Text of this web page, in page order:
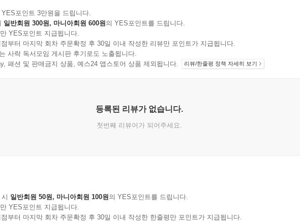
포인트 3만원을 드립니다.
일반회원 300원, 마니아회원 600원의 YES포인트를 드립니다.
YES포인트 지급됩니다.
부터 마지막 회차 주문확정 후 30일 이내 작성한 리뷰만 포인트가 지급됩니다.
사락 독서모임 게시판 후기로도 노출됩니다.
패션 및 판매금지 상품, 예스24 앱스토어 상품 제외됩니다.
리뷰/한줄평 정책 자세히 보기
등록된 리뷰가 없습니다.
첫번째 리뷰어가 되어주세요.
일반회원 50원, 마니아회원 100원의 YES포인트를 드립니다.
YES포인트 지급됩니다.
부터 마지막 회차 주문확정 후 30일 이내 작성한 한줄평만 포인트가 지급됩니다.